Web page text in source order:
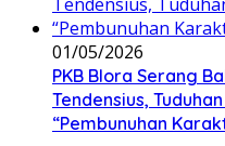
01/05/2026
PKB Blora Serang
Tendensius,
“Pembunuhan